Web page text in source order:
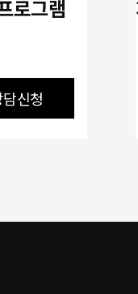
로그램
신청